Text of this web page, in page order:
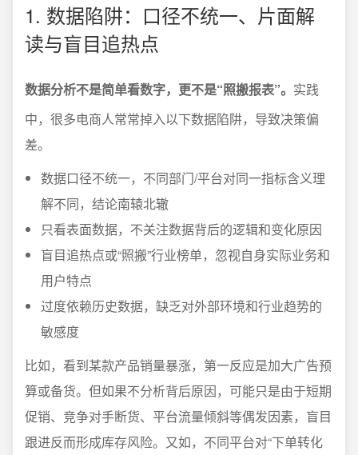
1. 数据陷阱：口径不统一、片面解
读与盲目追热点
数据分析不是简单看数字，更不是“照搬报表”。 实践
中，很多电商人常常掉入以下数据陷阱，导致决策偏
差。
数据口径不统一，不同部门/平台对同一指标含义理
解不同，结论南辕北辙
只看表面数据，不关注数据背后的逻辑和变化原因
盲目追热点或“照搬”行业榜单，忽视自身实际业务和
用户特点
过度依赖历史数据，缺乏对外部环境和行业趋势的
敏感度
比如，看到某款产品销量暴涨，第一反应是加大广告预
算或备货。但如果不分析背后原因，可能只是由于短期
促销、竞争对手断货、平台流量倾斜等偶发因素，盲目
跟进反而形成库存风险。又如，不同平台对“下单转化